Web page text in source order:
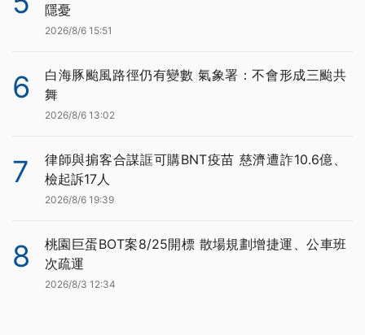
隱憂
2026/8/6 15:51
6
白海豚颱風路徑仍有變數 氣象署：不會形成三颱共
舞
2026/8/6 13:02
7
律師與掮客合謀誆可購BNT疫苗 慈濟遭詐10.6億、
檢起訴17人
2026/8/6 19:39
8
桃園巨蛋BOT案8/25開標 散場規劃增捷運、公車班
次疏運
2026/8/3 12:34